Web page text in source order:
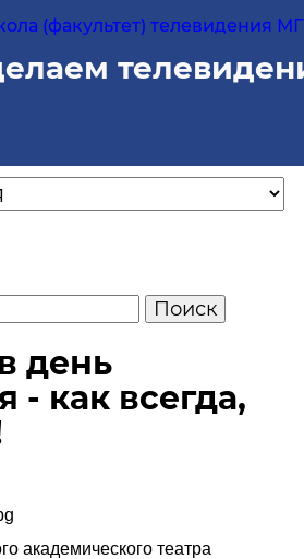
(факультет) телевидения
день
- как всегда,
академического театра